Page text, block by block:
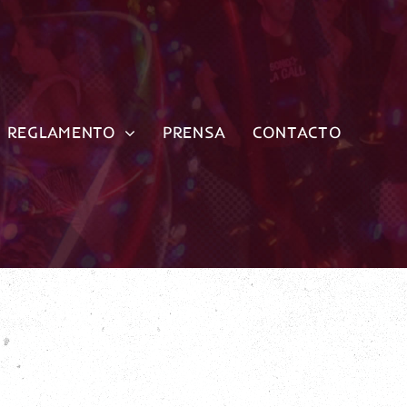
REGLAMENTO PRENSA CONTACTO